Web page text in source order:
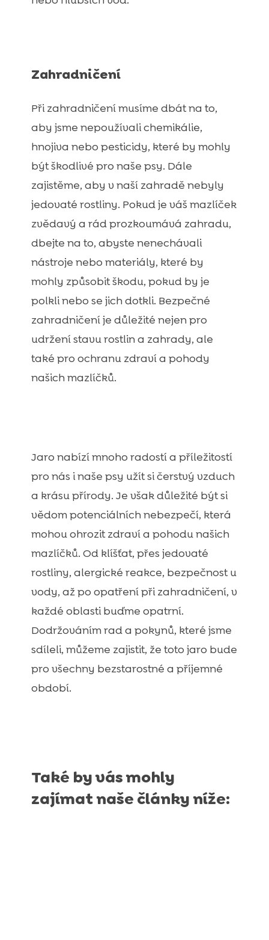
Zahradničení
Při zahradničení musíme dbát na to,
aby jsme nepoužívali chemikálie,
hnojiva nebo pesticidy, které by mohly
být škodlivé pro naše psy. Dále
zajistěme, aby v naší zahradě nebyly
jedovaté rostliny. Pokud je váš mazlíček
zvědavý a rád prozkoumává zahradu,
dbejte na to, abyste nenechávali
nástroje nebo materiály, které by
mohly způsobit škodu, pokud by je
polkli nebo se jich dotkli. Bezpečné
zahradničení je důležité nejen pro
udržení stavu rostlin a zahrady, ale
také pro ochranu zdraví a pohody
našich mazlíčků.
Jaro nabízí mnoho radostí a příležitostí
pro nás i naše psy užít si čerstvý vzduch
a krásu přírody. Je však důležité být si
vědom potenciálních nebezpečí, která
mohou ohrozit zdraví a pohodu našich
mazlíčků. Od klíšťat, přes jedovaté
rostliny, alergické reakce, bezpečnost u
vody, až po opatření při zahradničení, v
každé oblasti buďme opatrní.
Dodržováním rad a pokynů, které jsme
sdíleli, můžeme zajistit, že toto jaro bude
pro všechny bezstarostné a příjemné
období.
Také by vás mohly
zajímat naše články níže: